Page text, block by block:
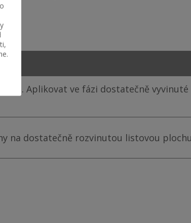
Aplikovat ve fázi dostatečně vyvinuté
na dostatečně rozvinutou listovou